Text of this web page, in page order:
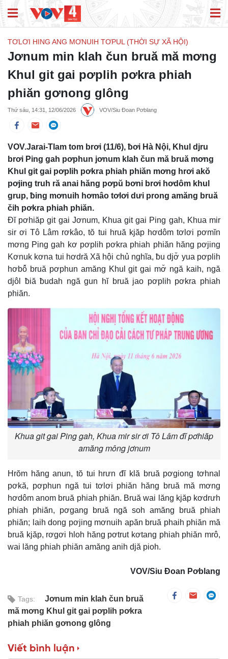
TƠLƠI HING ANG MƠNUIH TƠPUL (THỜI SỰ XÃ HỘI)
Jơnum min klah čun bruă mă mơng
Khul git gai pơplih pơkra phiah
phiăn gơnong glông
Thứ sáu, 14:31, 12/06/2026 VOV/Siu Đoan Pơblang
VOV.Jarai-Tlam tom brơi (11/6), ƀơi Hà Nội, Khul djru
brơi Ping gah pơphun jơnum klah čun mă bruă mơng
Khul git gai pơplih pơkra phiah phiăn mơng hrơi akŏ
pơjing truh ră anai hăng pơpŭ bơni brơi hơdôm khul
grup, ƀing mơnuih hơmâo tơlơi dưi prong amăng bruă
čih pơkra phiah phiăn.
Đĭ pơhiăp git gai Jơnum, Khua git gai Ping gah, Khua mir
sir ơi Tô Lâm rơkâo, tŏ tui hruă kjăp hơdôm tơlơi pơmĭn
mơng Ping gah kơ pơplih pơkra phiah phiăn hăng pơjing
Kơnuk kơna tui hơdră Xã hội chủ nghĩa, ƀu djơ̆ yua pơplih
hơbô̆ bruă pơphun amăng Khul git gai mơ̆ ngă kaih, ngă
djôl ƀiă ƀudah ngă gun hĭ bruă jao pơplih pơkra phiah
phiăn.
Khua git gai Ping gah, Khua mir sir ơi Tô Lâm đĭ pơhiăp
amăng mông jơnum
Hrŏm hăng anun, tŏ tui hrưn đĭ klă bruă pơgiong tơhnal
pơkă, pơphun ngă tui tơlơi phiăn hăng bruă mă mơng
hơdôm anom bruă phiah phiăn. Bruă wai lăng kjăp kơdrưh
phiah phiăn, pơgang bruă ngă soh amăng bruă phiah
phiăn; laih dong pơjing mơnuih apăn bruă phaih phiăn mă
bruă kjăp, rơgơi hloh hăng pơtrut kơtang phiah phiăn mrô,
wai lăng phiah phiăn amăng anih djă pioh.
VOV/Siu Đoan Pơblang
Tags:
Jơnum min klah čun bruă
mă mơng Khul git gai pơplih pơkra
phiah phiăn gơnong glông
Viết bình luận